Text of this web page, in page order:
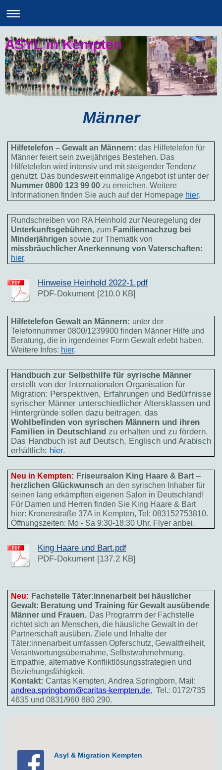
ASYL in Kempten
Männer
Hilfetelefon – Gewalt an Männern: das Hilfetelefon für
Männer feiert sein zweijähriges Bestehen. Das
Hilfetelefon wird intensiv und mit steigender Tendenz
genutzt. Das bundesweit einmalige Angebot ist unter der
Nummer 0800 123 99 00zu erreichen. Weitere
Informationen finden Sie auch auf der Homepage hier.
Rundschreiben von RA Heinhold zur Neuregelung der
Unterkunftsgebühren, zum Familiennachzug bei
Minderjährigen sowie zur Thematik von
missbräuchlicher Anerkennung von Vaterschaften:
hier.
Hinweise Heinhold 2022-1.pdf
PDF-Dokument [210.0 KB]
Hilfetelefon Gewalt an Männern: unter der
Telefonnummer 0800/1239900 finden Männer Hilfe und
Beratung, die in irgendeiner Form Gewalt erlebt haben.
Weitere Infos: hier.
Handbuch zur Selbsthilfe für syrische Männer
erstellt von der Internationalen Organisation für
Migration: Perspektiven, Erfahrungen und Bedürfnisse
syrischer Männer unterschiedlicher Altersklassen und
Hintergründe sollen dazu beitragen, das
Wohlbefinden von syrischen Männern und ihren
Familien in Deutschlandzu erhalten und zu fördern.
Das Handbuch ist auf Deutsch, Englisch und Arabisch
erhältlich: hier.
Neu in Kempten: Friseursalon King Haare & Bart –
herzlichen Glückwunsch an den syrischen Inhaber für
seinen lang erkämpften eigenen Salon in Deutschland!
Für Damen und Herren finden Sie King Haare & Bart
hier: Kronenstraße 37A in Kempten, Tel: 083152753810.
Öffnungszeiten: Mo - Sa 9:30-18:30 Uhr. Flyer anbei.
King Haare und Bart.pdf
PDF-Dokument [137.2 KB]
Neu: Fachstelle Täter:innenarbeit bei häuslicher
Gewalt: Beratung und Training für Gewalt ausübende
Männer und Frauen. Das Programm der Fachstelle
richtet sich an Menschen, die häusliche Gewalt in der
Partnerschaft ausüben. Ziele und Inhalte der
Täter:innenarbeit umfassen Opferschutz, Gewaltfreiheit,
Verantwortungsübernahme, Selbstwahrnehmung,
Empathie, alternative Konfliktlösungsstrategien und
Beziehungsfähigkeit.
Kontakt: Caritas Kempten, Andrea Springborn, Mail:
andrea.springborn@caritas-kempten.de, Tel.: 0172/735
4635 und 0831/960 880 290.
Asyl & Migration Kempten